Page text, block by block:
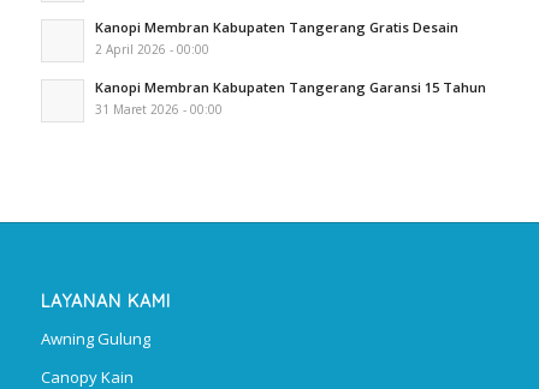
Kanopi Membran Kabupaten Tangerang Gratis Desain
2 April 2026 - 00:00
Kanopi Membran Kabupaten Tangerang Garansi 15 Tahun
31 Maret 2026 - 00:00
LAYANAN KAMI
Awning Gulung
Canopy Kain